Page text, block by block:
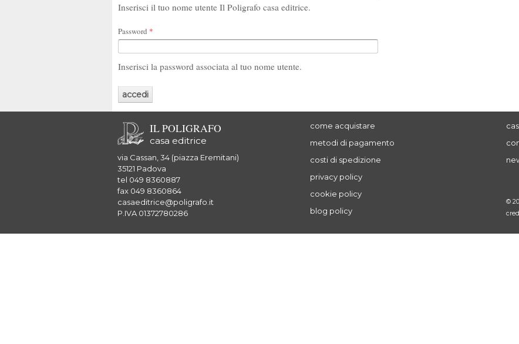
Inserisci il tuo nome utente Il Poligrafo casa editrice.
Password *
Inserisci la password associata al tuo nome utente.
IL POLIGRAFO
casa editrice
via Cassan, 34 (piazza Eremitani)
35121 Padova
tel 049 8360887
fax 049 8360864
casaeditrice@poligrafo.it
P.IVA 01372780286
come acquistare
metodi di pagamento
costi di spedizione
privacy policy
cookie policy
blog policy
©